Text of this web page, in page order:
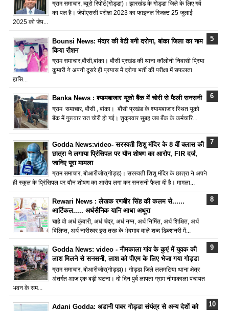
ग्राम समाचार, ब्यूरो रिपोर्ट(गोड्डा)। झारखंड के गोड्डा जिले के लिए गर्व
का पल है। जेपीएससी परीक्षा 2023 का फाइनल रिजल्ट 25 जुलाई
2025 को जेप...
Bounsi News: मंदार की बेटी बनी दरोगा, बांका जिला का नाम
किया रौशन
ग्राम समाचार,बौंसी,बांका। बौंसी प्रखंड की थाना कॉलोनी निवासी प्रिया
कुमारी ने अपनी दूसरे ही प्रयास में दरोगा भर्ती की परीक्षा में सफलता
हासि...
Banka News : श्यामबाजार यूको बैंक में चोरी से फैली सनसनी
ग्राम समाचार, बौंसी , बांका। बौंसी प्रखंड के श्यामबाजार स्थित यूको
बैंक में गुरूवार रात चोरी हो गई। शुक्रवार सुबह जब बैंक के कर्मचारि...
Godda News:video- सरस्वती शिशु मंदिर के 8 वीं क्लास की
छात्रा ने लगाया प्रिंसिपल पर यौन शोषण का आरोप, FIR दर्ज,
जानिए पूरा मामला
ग्राम समाचार, बोआरीजोर(गोड्ड)। सरस्वती शिशु मंदिर के छात्रा ने अपने
ही स्कूल के प्रिंसिपल पर यौन शोषण का आरोप लगा कर सनसनी फैला दी है। मामला...
Rewari News : लेखक रणबीर सिंह की कलम से......
आर्टिकल..... अर्धसैनिक यानि आधा अधूरा
चाहे वो अर्ध कुंवारी, अर्ध चंद्र, अर्ध नग्न, अर्ध निर्मित, अर्ध शिक्षित, अर्ध
विलिप्त, अर्ध नारीश्वर इस तरह के भेदभाव वाले शब्द डिक्शनरी में...
Godda News: video - नीमकाला गांव के कुएं में युवक की
लाश मिलने से सनसनी, लाश को पीएम के लिए भेजा गया गोड्डा
ग्राम समाचार, बोआरीजोर(गोड्डा)। गोड्डा जिले ललमटिया थाना क्षेत्र
अंतर्गत आज एक बड़ी घटना। दो दिन पुर्व लापता ग्राम नीमाकाला पंचायत
भवन के सम...
Adani Godda: अडानी पावर गोड्डा संयंत्र से अन्य देशों को